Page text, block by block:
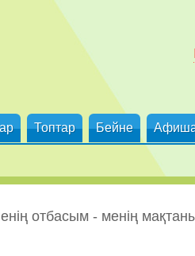
Топтар Бейне
отбасым - менің